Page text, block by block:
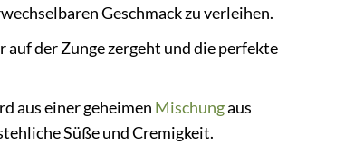
Geschmack zu verleihen.
auf der Zunge zergeht und die perfekte
aus einer geheimen Mischungaus
Süße und Cremigkeit.